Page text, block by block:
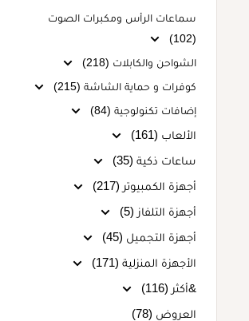
سماعات الرأس ومكبرات الصوت
(102)
الشواحن والكابلات (218)
كوفرات و حماية الشاشة (215)
إضافات تكنولوجية (84)
الألعاب (161)
ساعات ذكية (35)
أجهزة الكمبيوتر (217)
أجهزة التلفاز (5)
أجهزة التجميل (45)
الأجهزة المنزلية (171)
&أكثر (116)
العروض (78)